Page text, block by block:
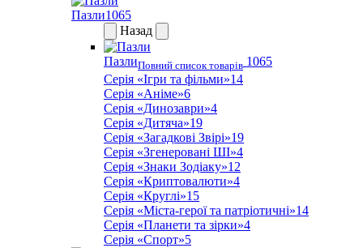
Пазли1065
Назад
ПазлиПовний список товарів 1065
Серія «Ігри та фільми»14
Серія «Аніме»6
Серія «Динозаври»4
Серія «Дитяча»19
Серія «Загадкові Звірі»19
Серія «Згенеровані ШІ»4
Серія «Знаки Зодіаку»12
Серія «Криптовалюти»4
Серія «Круглі»15
Серія «Міста-герої та патріотичні»14
Серія «Планети та зірки»4
Серія «Спорт»5